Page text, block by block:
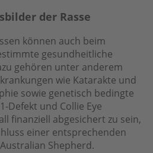
der Rasse
können auch beim
gesundheitliche
gehören unter anderem
wie Katarakte und
sowie genetisch bedingte
Defekt und Collie Eye
finanziell abgesichert zu sein,
einer entsprechenden
Shepherd.